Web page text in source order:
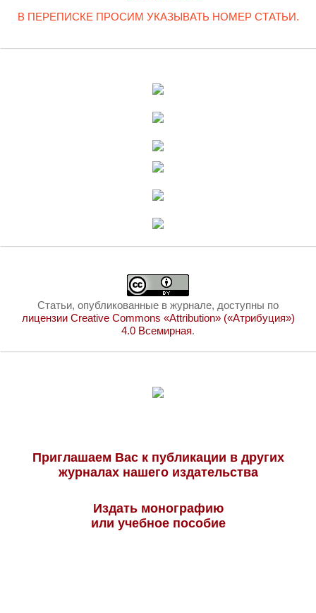
В ПЕРЕПИСКЕ ПРОСИМ УКАЗЫВАТЬ НОМЕР СТАТЬИ.
Статьи, опубликованные в журнале, доступны по
лицензии Creative Commons «Attribution» («Атрибуция»)
4.0 Всемирная.
Приглашаем Вас к публикации в других
журналах нашего издательства
Издать монографию
или учебное пособие